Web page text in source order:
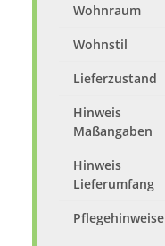
Wohnraum
Wohnstil
Lieferzustand
Hinweis
Maßangaben
Hinweis
Lieferumfang
Pflegehinweise